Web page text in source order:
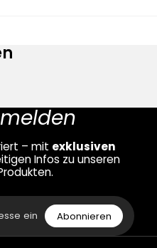
– mit exklusiven
Infos zu unseren
Abonnieren